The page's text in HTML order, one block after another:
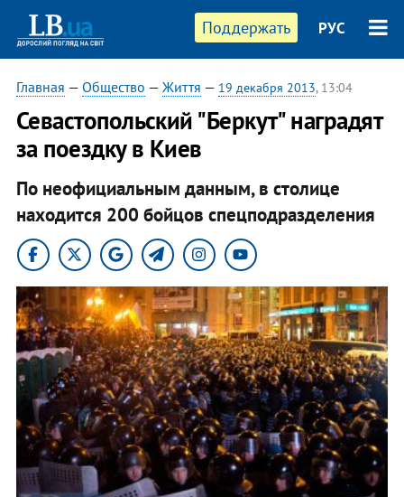
Поддержать РУС
Главная — Общество — Життя — 19 декабря 2013, 13:04
Севастопольский "Беркут" наградят
за поездку в Киев
По неофициальным данным, в столице
находится 200 бойцов спецподразделения